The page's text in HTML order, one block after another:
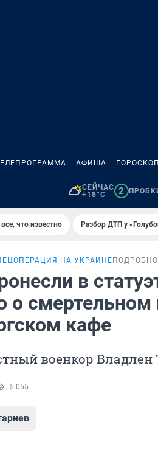
АФИША ГОРОСКОП
СЕЙЧАС
+18°C
2
что известно Разбор ДТП у
НА УКРАИНЕ
в
о
кафе
военкор Владлен
5 055